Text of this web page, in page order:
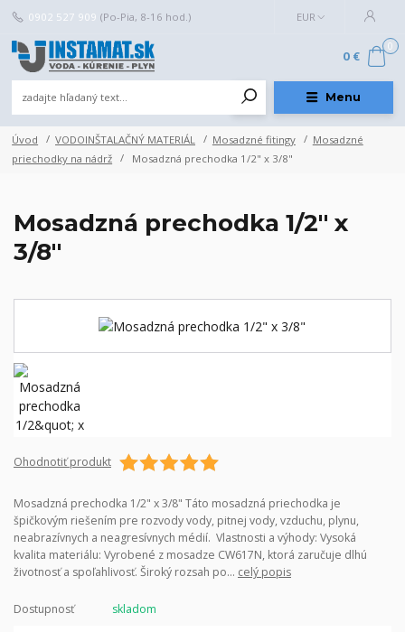
Menu
EUR
0902 527 909 (Po-Pia, 8-16 hod.)
0
0 €
Úvod VODOINŠTALAČNÝ MATERIÁL Mosadzné fitingy
Mosadzné
priechodky na nádrž
Mosadzná prechodka 1/2" x 3/8"
Mosadzná prechodka 1/2" x
3/8"
Ohodnotiť produkt
Mosadzná prechodka 1/2" x 3/8" Táto mosadzná priechodka je
špičkovým riešením pre rozvody vody, pitnej vody, vzduchu, plynu,
neabrazívnych a neagresívnych médií. Vlastnosti a výhody: Vysoká
kvalita materiálu: Vyrobené z mosadze CW617N, ktorá zaručuje dlhú
životnosť a spoľahlivosť. Široký rozsah po... celý popis
Dostupnosť skladom